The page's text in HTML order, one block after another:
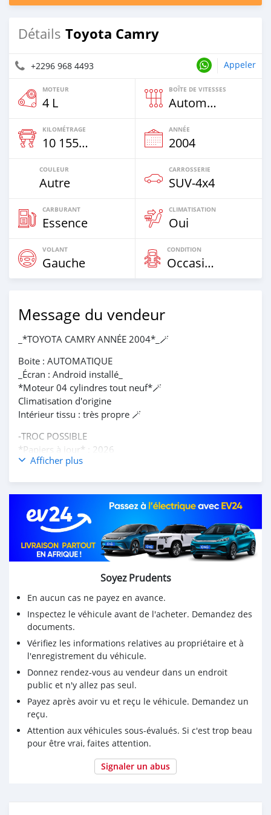
Détails Toyota Camry
+2296 968 4493 Appeler
MOTEUR
4 L
BOÎTE DE VITESSES
Automatique
KILOMÉTRAGE
10 155 Km
ANNÉE
2004
COULEUR
Autre
CARROSSERIE
SUV‒4x4
CARBURANT
Essence
CLIMATISATION
Oui
VOLANT
Gauche
CONDITION
Occasion
Message du vendeur
_*TOYOTA CAMRY ANNÉE 2004*_🪄
Boite : AUTOMATIQUE
_Écran : Android installé_
*Moteur 04 cylindres tout neuf*🪄
Climatisation d'origine
Intérieur tissu : très propre 🪄
-TROC POSSIBLE
*Papiers à jour* : 2026
*Immatriculation BT*
*_PRIX* : 2.200.000 F CFA_
#3
Afficher plus
Soyez Prudents
En aucun cas ne payez en avance.
Inspectez le véhicule avant de l'acheter. Demandez des
documents.
Vérifiez les informations relatives au propriétaire et à
l'enregistrement du véhicule.
Donnez rendez-vous au vendeur dans un endroit
public et n'y allez pas seul.
Payez après avoir vu et reçu le véhicule. Demandez un
reçu.
Attention aux véhicules sous-évalués. Si c'est trop beau
pour être vrai, faites attention.
Signaler un abus